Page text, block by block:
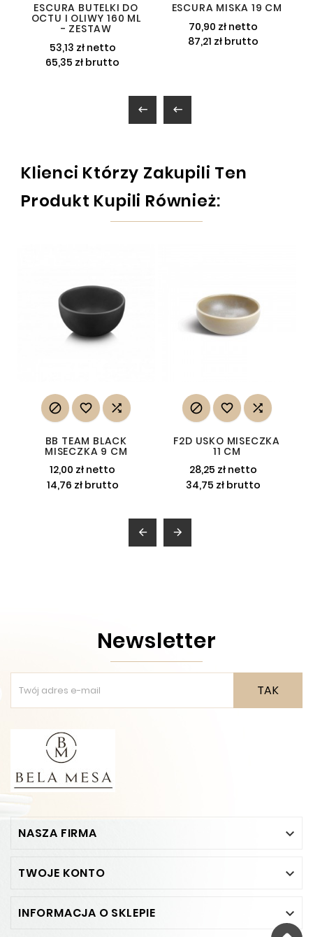
ESCURA BUTELKI DO
OCTU I OLIWY 160 ML
- ZESTAW
53,13 zł netto
65,35 zł brutto
ESCURA MISKA 19 CM
70,90 zł netto
87,21 zł brutto
 
Klienci Którzy Zakupili Ten
Produkt Kupili Również:
  
BB TEAM BLACK
MISECZKA 9 CM
12,00 zł netto
14,76 zł brutto
  
F2D USKO MISECZKA
11 CM
28,25 zł netto
34,75 zł brutto
 
Newsletter
TAK
NASZA FIRMA 
TWOJE KONTO 
INFORMACJA O SKLEPIE 